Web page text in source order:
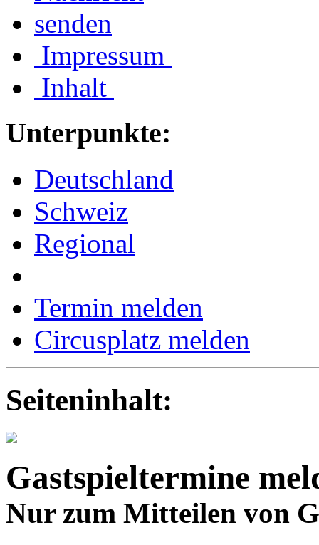
Impressum
Inhalt
Unterpunkte:
Deutschland
Schweiz
Regional
Termin melden
Circusplatz melden
Seiteninhalt:
Gastspieltermine
Nur zum Mitteilen von